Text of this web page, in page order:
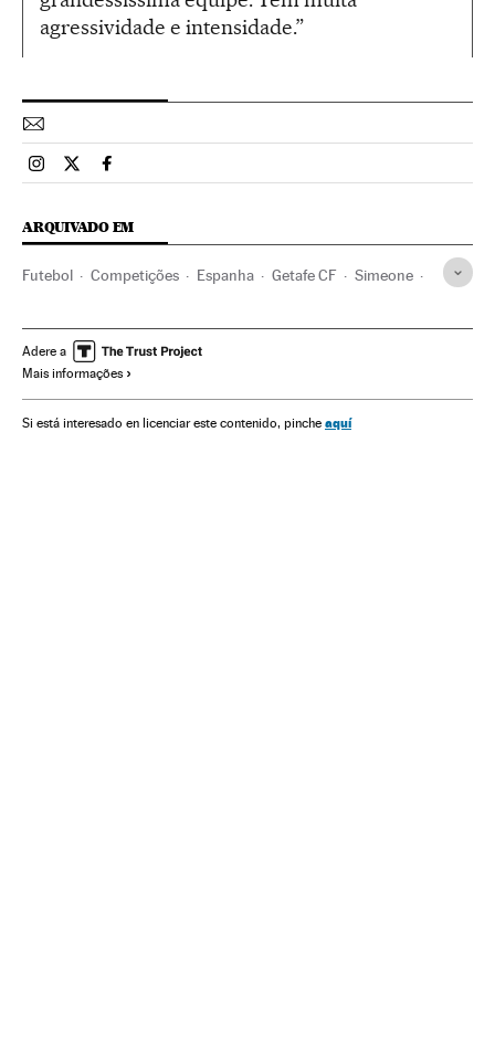
agressividade e intensidade.”
Esportes El País Brasil en Instagram
Esportes El País Brasil en Twitter
Esportes El País Brasil en Facebook
ARQUIVADO EM
Futebol Competições Espanha Getafe CF Simeone
Atlético Madrid Primeira divisão
Adere a
Mais informações
Si está interesado en licenciar este contenido, pinche aquí